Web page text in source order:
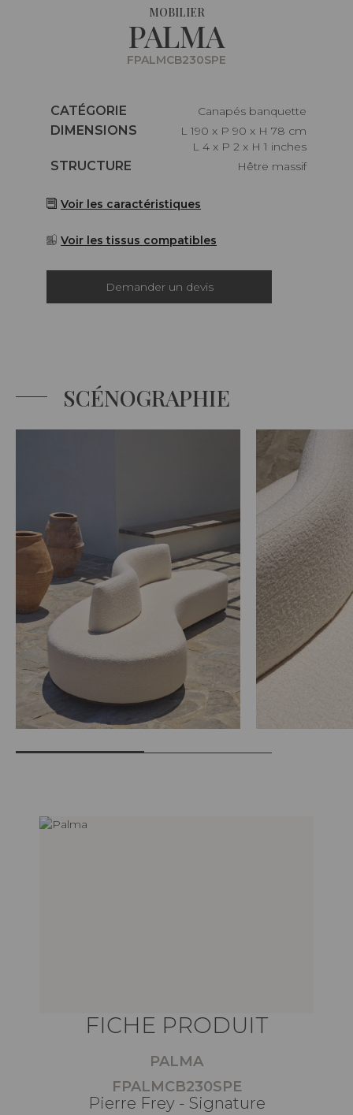
MOBILIER
PALMA
FPALMCB230SPE
Caractéristiques
CATÉGORIE
Canapés banquette
Caractéristiques
DIMENSIONS
L 190 x P 90 x H 78 cm
L 4 x P 2 x H 1 inches
Caractéristiques
STRUCTURE Hêtre massif
Voir les caractéristiques
Voir les tissus compatibles
Demander un devis
SCÉNOGRAPHIE
FICHE PRODUIT
PALMA
FPALMCB230SPE
Pierre Frey - Signature